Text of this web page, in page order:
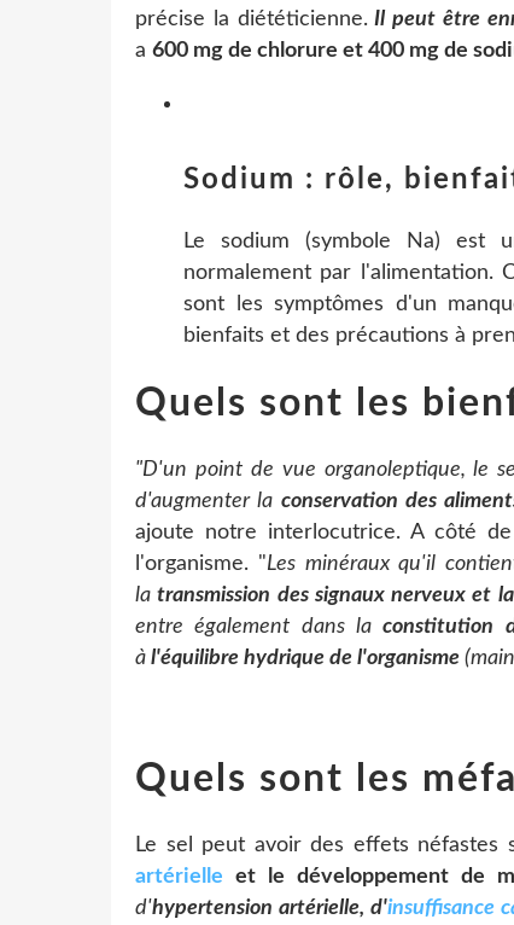
précise la diététicienne. Il peut être
a 600 mg de chlorure et 400 mg de
Sodium : rôle,
Le sodium (symbole Na) est
normalement par l'alimentation.
sont les symptômes d'un
bienfaits et des précautions à
Quels sont les
"D'un point de vue organoleptique, le
d'augmenter la conservation des
ajoute notre interlocutrice. A côté
l'organisme. "Les minéraux qu'il
latransmission des signaux nerveux et
entre également dans laconstitution
à l'équilibre hydrique de l'organisme
Quels sont les
Le sel peut avoir des effets néfastes
artérielle et le développement de
d'hypertension artérielle, d'insuffisance